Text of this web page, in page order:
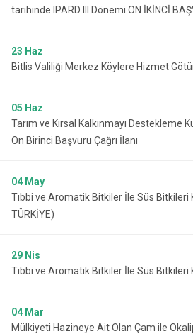
Koçarlı
tarihinde IPARD III Dönemi ON İKİNCİ
23 Haz
Bitlis Valiliği Merkez Köylere Hizmet
05 Haz
Tarım ve Kırsal Kalkınmayı Destekleme
On Birinci Başvuru Çağrı İlanı
04 May
Tıbbi ve Aromatik Bitkiler İle Süs Bitkileri
TÜRKİYE)
29 Nis
Tıbbi ve Aromatik Bitkiler İle Süs Bitkileri
04 Mar
Mülkiyeti Hazineye Ait Olan Çam ile